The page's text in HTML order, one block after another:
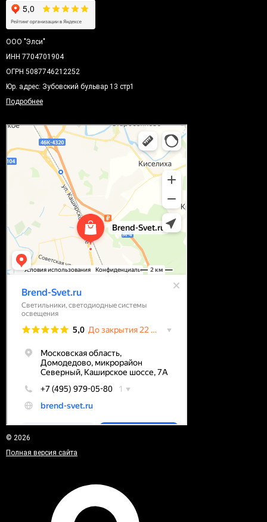
ООО "Элси"
ИНН 7704701904
ОГРН 5087746212252
Юр. адрес: Зубовский бульвар 13 стр1
Подробнее
© 2026
Полная версия сайта